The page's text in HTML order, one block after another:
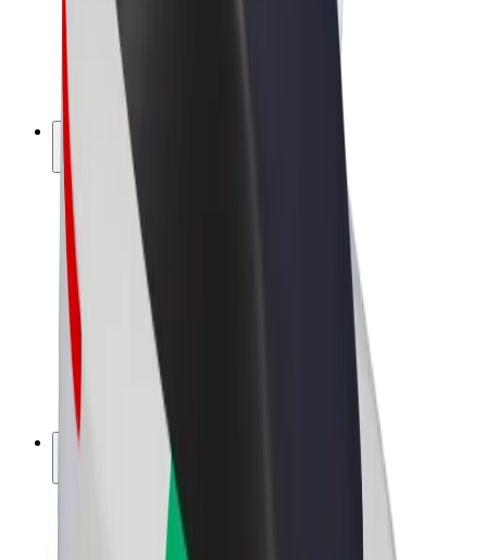
Biznes üçün Bolt
Elektrikli velosipedlər
Bolt Plus
Bolt ilə pul qazanın
Sürücülər
Sürücü qazancı
Kuryerlər
Kuryer qazancı
Bolt Food təchizatçıları
Sahibkarlar
Françayzinq
Şirkət
Vakansiyalar
Bolt haqqında